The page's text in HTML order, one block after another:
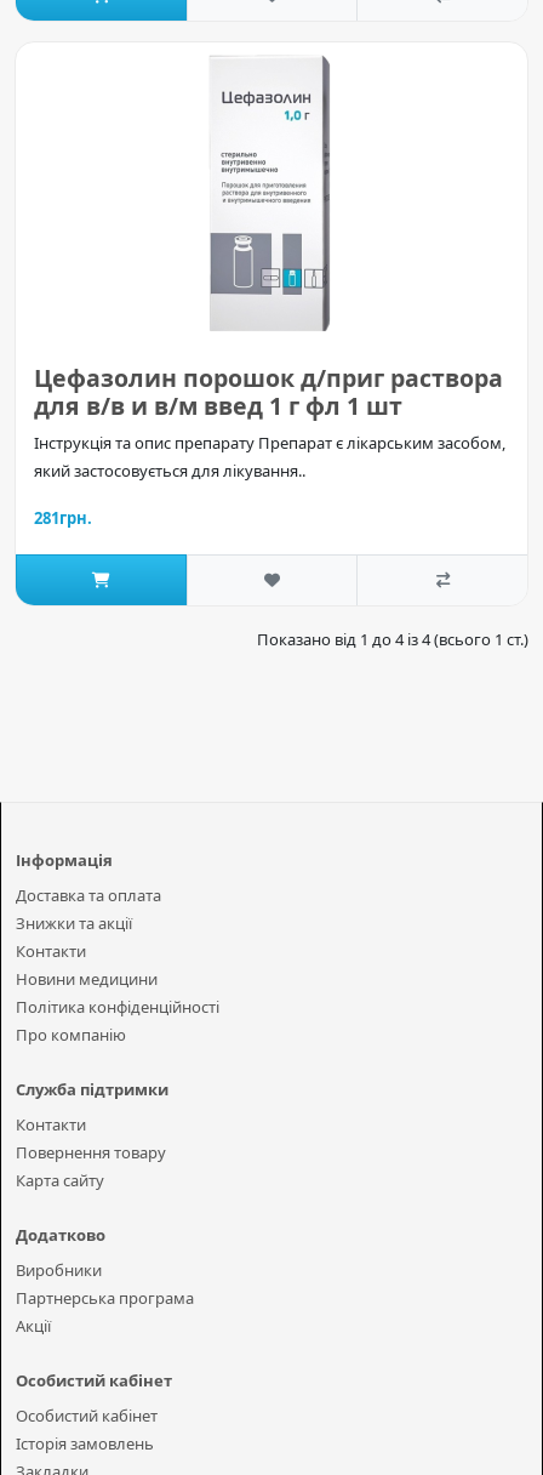
Цефазолин порошок д/приг раствора
для в/в и в/м введ 1 г фл 1 шт
Інструкція та опис препарату Препарат є лікарським засобом,
який застосовується для лікування..
281грн.
Показано від 1 до 4 із 4 (всього 1 ст.)
Інформація
Доставка та оплата
Знижки та акції
Контакти
Новини медицини
Політика конфіденційності
Про компанію
Служба підтримки
Контакти
Повернення товару
Карта сайту
Додатково
Виробники
Партнерська програма
Акції
Особистий кабінет
Особистий кабінет
Історія замовлень